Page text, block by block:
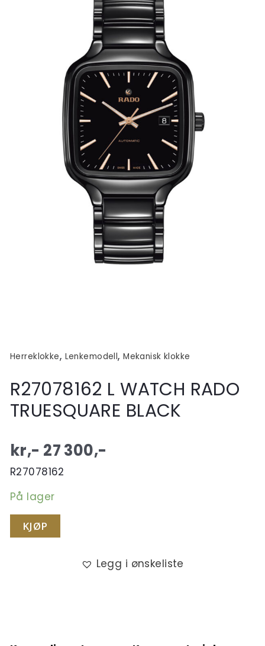
Herreklokke, Lenkemodell,Mekanisk klokke
R27078162 L WATCH RADO
TRUESQUARE BLACK
kr,- 27 300,-
R27078162
På lager
KJØP
Legg i ønskeliste